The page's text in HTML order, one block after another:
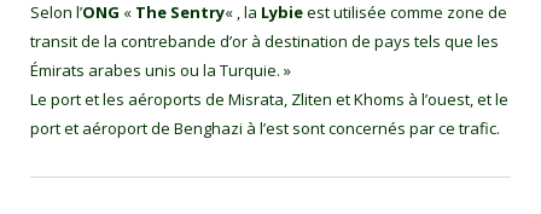
Selon l’ONG « The Sentry« , la Lybieest utilisée comme zone de
transit de la contrebande d’or à destination de pays tels que les
Émirats arabes unis ou la Turquie. »
Le port et les aéroports de Misrata, Zliten et Khoms à l’ouest, et le
port et aéroport de Benghazi à l’est sont concernés par ce trafic.